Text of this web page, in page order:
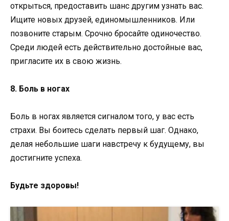
открыться, предоставить шанс другим узнать вас.
Ищите новых друзей, единомышленников. Или
позвоните старым. Срочно бросайте одиночество.
Среди людей есть действительно достойные вас,
пригласите их в свою жизнь.
8. Боль в ногах
Боль в ногах является сигналом того, у вас есть
страхи. Вы боитесь сделать первый шаг. Однако,
делая небольшие шаги навстречу к будущему, вы
достигните успеха.
Будьте здоровы!